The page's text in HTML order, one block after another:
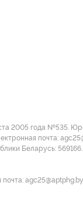
2005 года №535.
почта:
Беларусь: